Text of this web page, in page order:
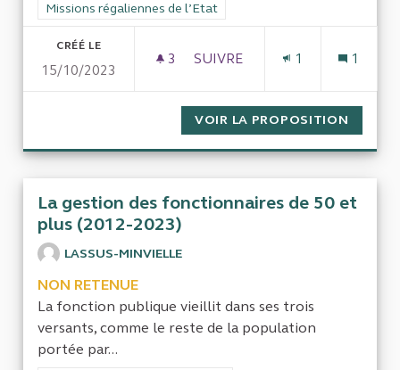
Filtrer les résultats de la catégorie : Missions régaliennes de
Missions régaliennes de l’Etat
CRÉÉ LE
15/10/2023
3 3 ABONNÉS
SUIVRE 1 1
VOIR LA PROPOSITION
La gestion des fonctionnaires de 50 et
plus (2012-2023)
LASSUS-MINVIELLE
NON RETENUE
La fonction publique vieillit dans ses trois
versants, comme le reste de la population
portée par...